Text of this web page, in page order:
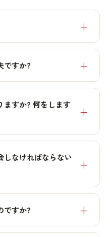
ですか?
ますか? 何をします
しなければならない
ですか?